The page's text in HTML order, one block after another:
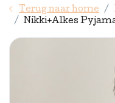
Terug naar home
Nikki+Alkes